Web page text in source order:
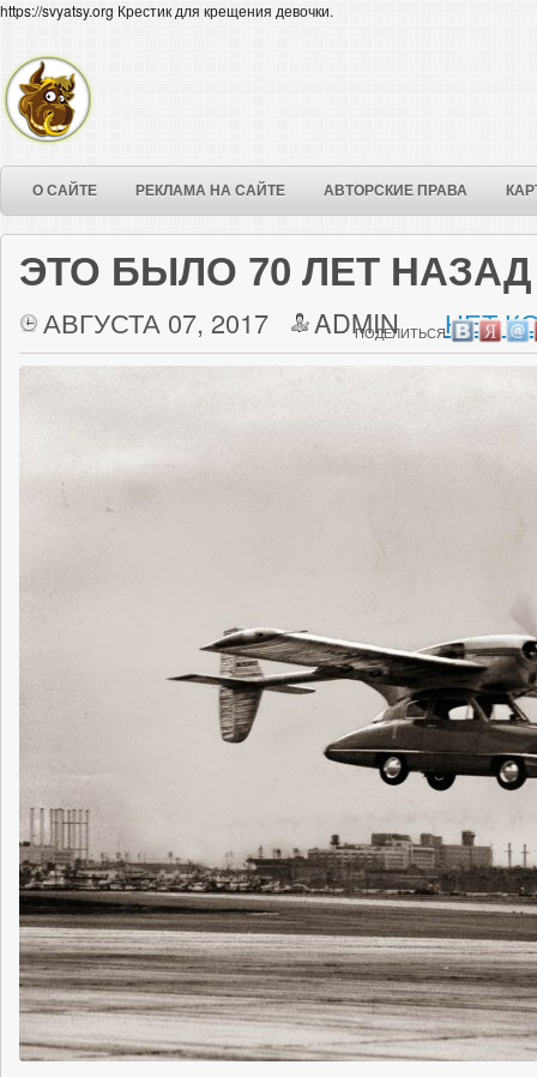
https://svyatsy.org Крестик для крещения девочки.
О САЙТЕ РЕКЛАМА НА САЙТЕ АВТОРСКИЕ ПРАВА
ЭТО БЫЛО 70 ЛЕТ НАЗАД
АВГУСТА 07, 2017 ADMIN НЕТ
ПОДЕЛИТЬСЯ: